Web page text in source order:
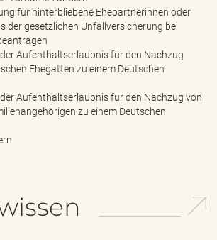
für hinterbliebene Ehepartnerinnen oder
der gesetzlichen Unfallversicherung bei
Aufenthaltserlaubnis für den Nachzug
Ehegatten zu einem Deutschen
Aufenthaltserlaubnis für den Nachzug von
zu einem Deutschen